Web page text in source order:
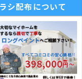
シ配布について